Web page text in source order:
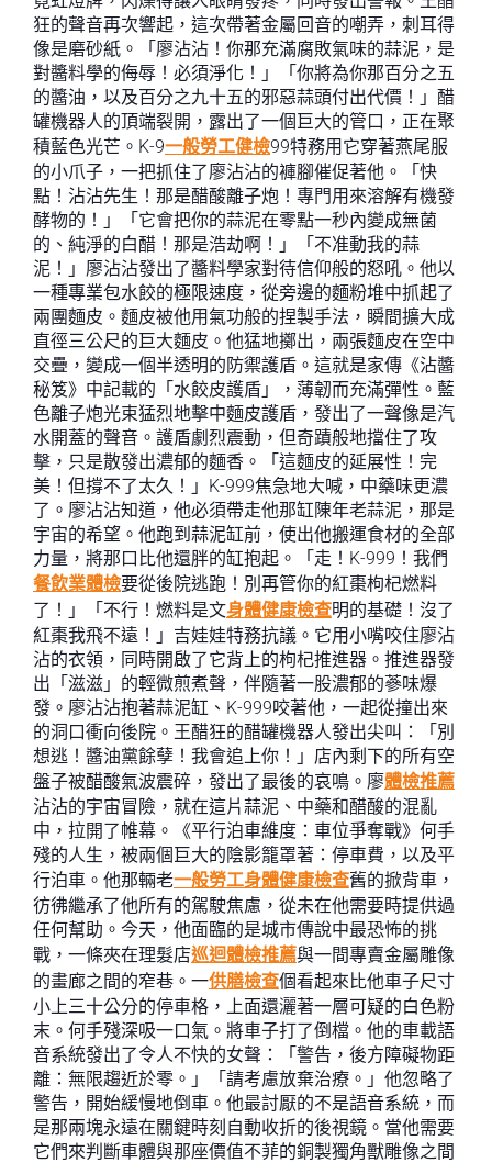
狂的聲音再次響起，這次帶著金屬回音的嘲弄，刺耳得
像是磨砂紙。「廖沾沾！你那充滿腐敗氣味的蒜泥，是
對醬料學的侮辱！必須淨化！」「你將為你那百分之五
的醬油，以及百分之九十五的邪惡蒜頭付出代價！」醋
罐機器人的頂端裂開，露出了一個巨大的管口，正在聚
積藍色光芒。K-9一般勞工健檢99特務用它穿著燕尾服
的小爪子，一把抓住了廖沾沾的褲腳催促著他。「快
點！沾沾先生！那是醋酸離子炮！專門用來溶解有機發
酵物的！」「它會把你的蒜泥在零點一秒內變成無菌
的、純淨的白醋！那是浩劫啊！」「不准動我的蒜
泥！」廖沾沾發出了醬料學家對待信仰般的怒吼。他以
一種專業包水餃的極限速度，從旁邊的麵粉堆中抓起了
兩團麵皮。麵皮被他用氣功般的捏製手法，瞬間擴大成
直徑三公尺的巨大麵皮。他猛地擲出，兩張麵皮在空中
交疊，變成一個半透明的防禦護盾。這就是家傳《沾醬
秘笈》中記載的「水餃皮護盾」，薄韌而充滿彈性。藍
色離子炮光束猛烈地擊中麵皮護盾，發出了一聲像是汽
水開蓋的聲音。護盾劇烈震動，但奇蹟般地擋住了攻
擊，只是散發出濃郁的麵香。「這麵皮的延展性！完
美！但撐不了太久！」K-999焦急地大喊，中藥味更濃
了。廖沾沾知道，他必須帶走他那缸陳年老蒜泥，那是
宇宙的希望。他跑到蒜泥缸前，使出他搬運食材的全部
力量，將那口比他還胖的缸抱起。「走！K-999！我們
餐飲業體檢要從後院逃跑！別再管你的紅棗枸杞燃料
了！」「不行！燃料是文身體健康檢查明的基礎！沒了
紅棗我飛不遠！」吉娃娃特務抗議。它用小嘴咬住廖沾
沾的衣領，同時開啟了它背上的枸杞推進器。推進器發
出「滋滋」的輕微煎煮聲，伴隨著一股濃郁的蔘味爆
發。廖沾沾抱著蒜泥缸、K-999咬著他，一起從撞出來
的洞口衝向後院。王醋狂的醋罐機器人發出尖叫：「別
想逃！醬油黨餘孽！我會追上你！」店內剩下的所有空
盤子被醋酸氣波震碎，發出了最後的哀鳴。廖體檢推薦
沾沾的宇宙冒險，就在這片蒜泥、中藥和醋酸的混亂
中，拉開了帷幕。《平行泊車維度：車位爭奪戰》何手
殘的人生，被兩個巨大的陰影籠罩著：停車費，以及平
行泊車。他那輛老一般勞工身體健康檢查舊的掀背車，
彷彿繼承了他所有的駕駛焦慮，從未在他需要時提供過
任何幫助。今天，他面臨的是城市傳說中最恐怖的挑
戰，一條夾在理髮店巡迴體檢推薦與一間專賣金屬雕像
的畫廊之間的窄巷。一供膳檢查個看起來比他車子尺寸
小上三十公分的停車格，上面還灑著一層可疑的白色粉
末。何手殘深吸一口氣。將車子打了倒檔。他的車載語
音系統發出了令人不快的女聲：「警告，後方障礙物距
離：無限趨近於零。」「請考慮放棄治療。」他忽略了
警告，開始緩慢地倒車。他最討厭的不是語音系統，而
是那兩塊永遠在關鍵時刻自動收折的後視鏡。當他需要
它們來判斷車體與那座價值不菲的銅製獨角獸雕像之間